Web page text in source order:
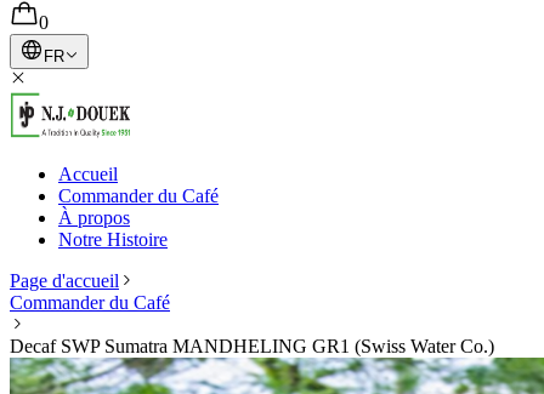
0
FR
Accueil
Commander du Café
À propos
Notre Histoire
Page d'accueil
Commander du Café
Decaf SWP Sumatra MANDHELING GR1 (Swiss Water Co.)